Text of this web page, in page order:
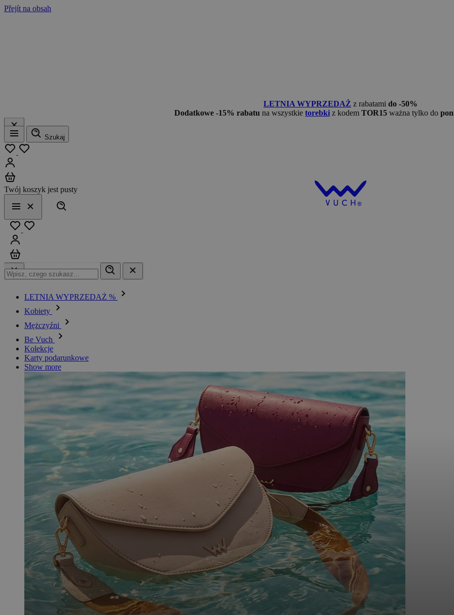
Přejít na obsah
LETNIA WYPRZEDAŻ z rabatami do -50%
Dodatkowe -15% rabatu na wszystkie torebki z kodem TOR15 ważna tylko do
Menu
Szukaj
Twój koszyk jest pusty
Menu
Zamknij
LETNIA WYPRZEDAŻ %
Kobiety
Mężczyźni
Be Vuch
Kolekcje
Karty podarunkowe
Show more